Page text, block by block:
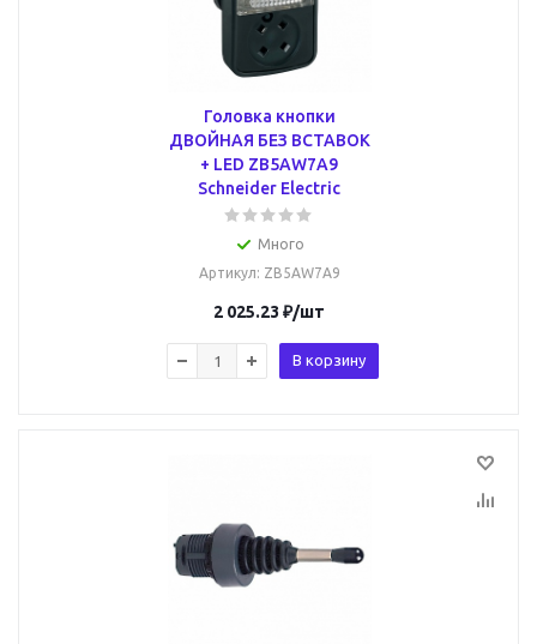
Головка кнопки
ДВОЙНАЯ БЕЗ ВСТАВОК
+ LED ZB5AW7A9
Schneider Electric
Много
Артикул: ZB5AW7A9
2 025.23 ₽/шт
В корзину